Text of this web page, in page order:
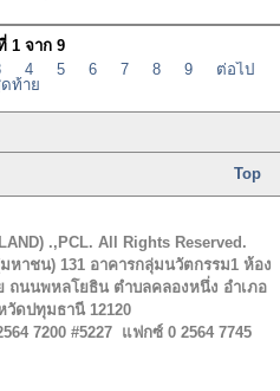
1 จาก 9
4 5 6 7 8 9
ต่อไป
ท้าย
Top
.,PCL. All Rights Reserved.
หาชน) 131 อาคารกลุ่มนวัตกรรม1 ห้อง
ถนนพหลโยธิน ตำบลคลองหนึ่ง อำเภอ
วัดปทุมธานี 12120
7200 #5227 แฟกซ์ 0 2564 7745